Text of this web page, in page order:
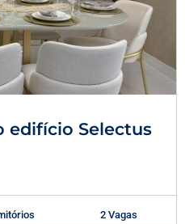
edifício Selectus
2 Vagas